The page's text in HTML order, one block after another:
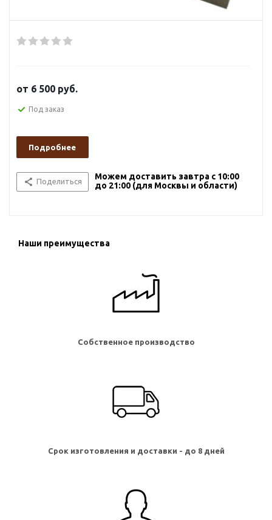
от 6 500 руб.
Под заказ
Подробнее
Поделиться
Можем доставить завтра с 10:00
до 21:00 (для Москвы и области)
Наши преимущества
Собственное производство
Срок изготовления и доставки - до 8 дней